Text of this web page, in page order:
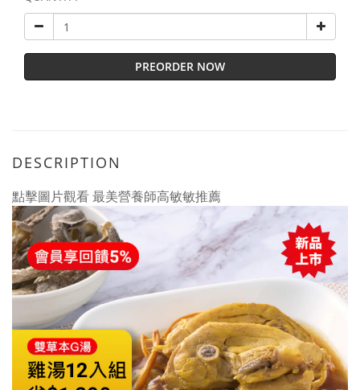
PREORDER NOW
DESCRIPTION
點擊圖片觀看 最美營養師高敏敏推薦